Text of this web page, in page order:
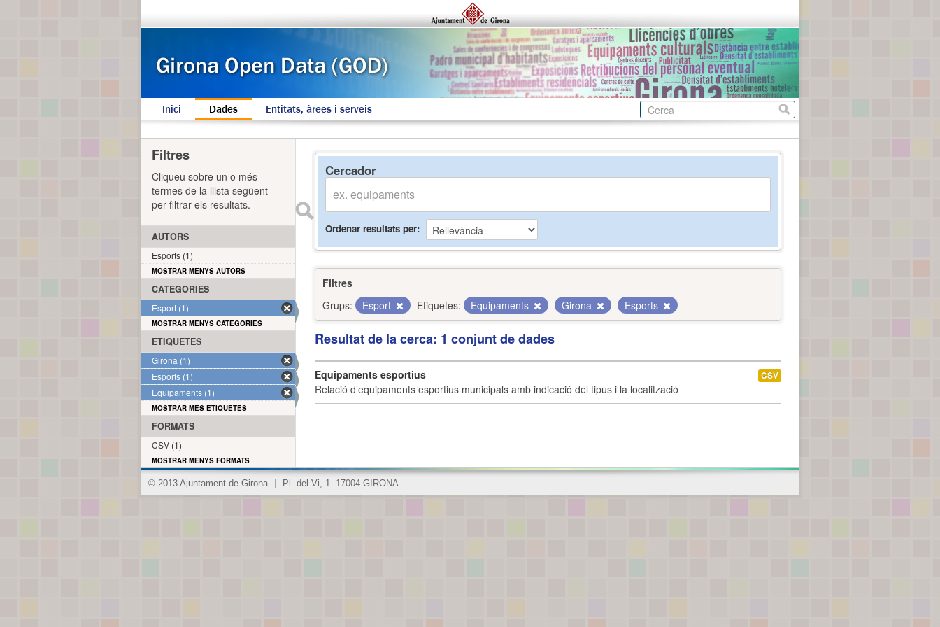
Inici Dades Entitats, àrees i serveis
Cercador
Ordenar resultats per
Filtres
Grups:
Esport Etiquetes: Equipaments Girona Esports
Resultat de la cerca: 1 conjunt de dades
Equipaments esportius
Relació d’equipaments esportius municipals amb indicació del tipus i la localització
CSV
Filtres
Cliqueu sobre un o més
termes de la llista següent
per filtrar els resultats.
AUTORS
Esports (1)
MOSTRAR MENYS AUTORS
CATEGORIES
Esport (1)
MOSTRAR MENYS CATEGORIES
ETIQUETES
Girona (1)
Esports (1)
Equipaments (1)
MOSTRAR MÉS ETIQUETES
FORMATS
CSV (1)
MOSTRAR MENYS FORMATS
© 2013 Ajuntament de Girona Pl. del Vi, 1. 17004 GIRONA